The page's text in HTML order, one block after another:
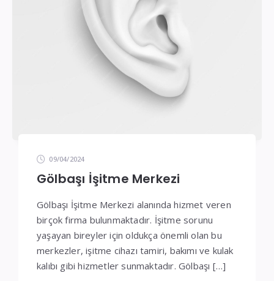
09/04/2024
Gölbaşı İşitme Merkezi
Gölbaşı İşitme Merkezi alanında hizmet veren
birçok firma bulunmaktadır. İşitme sorunu
yaşayan bireyler için oldukça önemli olan bu
merkezler, işitme cihazı tamiri, bakımı ve kulak
kalıbı gibi hizmetler sunmaktadır. Gölbaşı […]